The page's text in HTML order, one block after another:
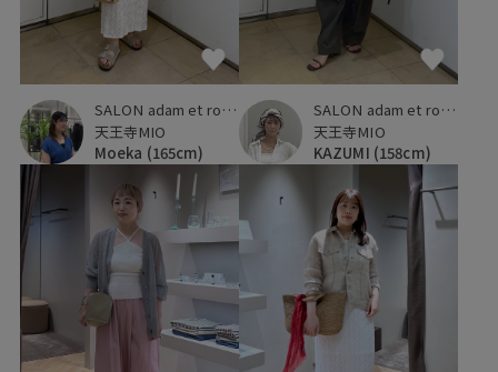
SALON adam et ropé
天王寺MIO
Moeka (165cm)
SALON adam et ropé
天王寺MIO
KAZUMI (158cm)